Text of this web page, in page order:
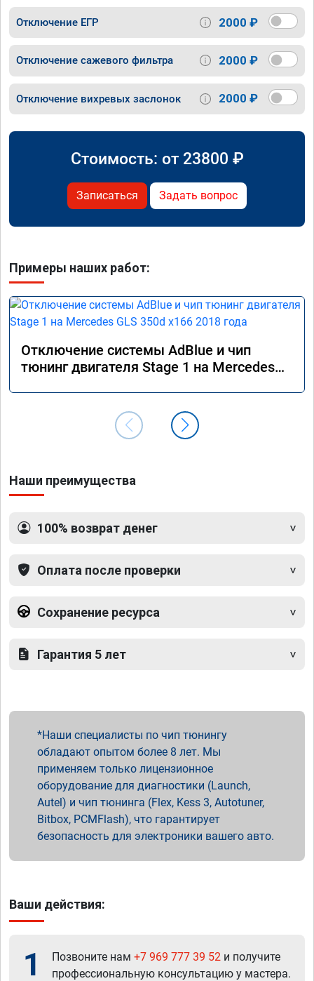
Отключение ЕГР 2000 ₽
Отключение сажевого фильтра 2000 ₽
Отключение вихревых заслонок 2000 ₽
Стоимость: от 23800 ₽
Записаться Задать вопрос
Примеры наших работ:
Отключение системы AdBlue и чип
тюнинг двигателя Stage 1 на Mercedes
Наши преимущества
100% возврат денег
Оплата после проверки
Сохранение ресурса
Гарантия 5 лет
Наши специалисты по чип тюнингу
обладают опытом более 8 лет. Мы
применяем только лицензионное
оборудование для диагностики (Launch,
Autel) и чип тюнинга (Flex, Kess 3, Autotuner,
Bitbox, PCMFlash), что гарантирует
безопасность для электроники вашего авто.
Ваши действия:
1 Позвоните нам +7 969 777 39 52 и получите
профессиональную консультацию у мастера.